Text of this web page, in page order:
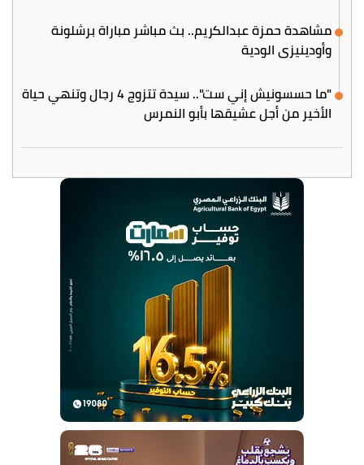
مشاهدة حمزة عبدالكريم.. بث مباشر مباراة برشلونة
وأودينيزي الودية
"ما حسسونيش إني ست".. سيدة تتزوج 4 رجال وتنهي حياة
الأخير من أجل عشيقها بأبو النمرس